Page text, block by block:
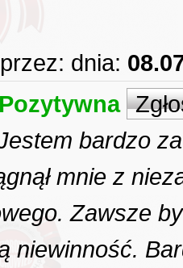
dnia:
Pozytywna
bardzo
mnie z
Zawsze
niewinność.